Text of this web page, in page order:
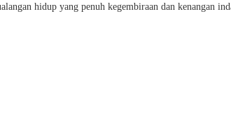
hidup yang penuh kegembiraan dan kenangan